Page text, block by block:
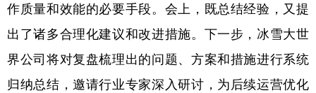
作质量和效能的必要手段。会上，既总结经验，又提
出了诸多合理化建议和改进措施。下一步，冰雪大世
界公司将对复盘梳理出的问题、方案和措施进行系统
归纳总结，邀请行业专家深入研讨，为后续运营优化